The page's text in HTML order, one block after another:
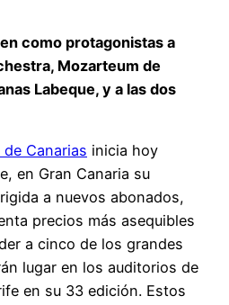
como protagonistas a
Mozarteum de
Labeque, y a las dos
Canarias inicia hoy
en Gran Canaria su
a nuevos abonados,
precios más asequibles
a cinco de los grandes
lugar en los auditorios de
en su 33 edición. Estos